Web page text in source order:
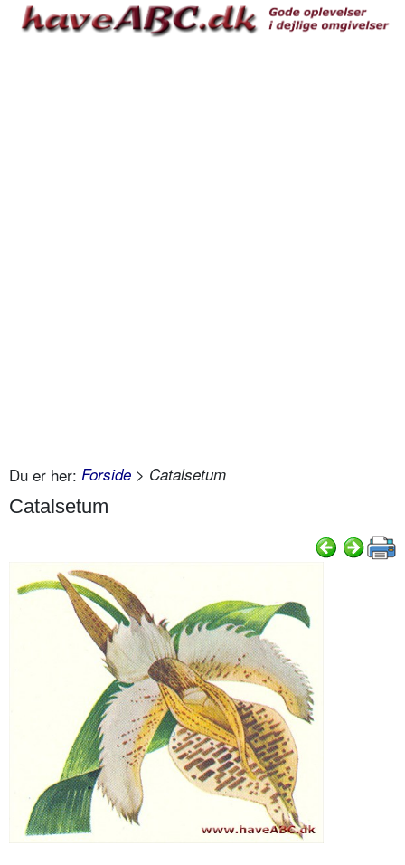
Du er her: Forside > Catalsetum
Catalsetum